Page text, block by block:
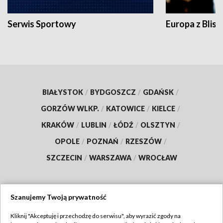
Serwis Sportowy Europa z
BIAŁYSTOK / BYDGOSZCZ / GDAŃSK /
GORZÓW WLKP. / KATOWICE / KIELCE /
KRAKÓW / LUBLIN / ŁÓDŹ / OLSZTYN /
OPOLE / POZNAŃ / RZESZÓW /
SZCZECIN / WARSZAWA / WROCŁAW
Szanujemy Twoją prywatność
Kliknij "Akceptuję i przechodzę do serwisu", aby wyrazić zgody na